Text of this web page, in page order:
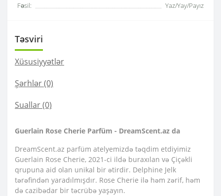
Fəsil:
Yaz/Yay/Payız
Təsviri
Xüsusiyyətlər
Şərhlər (0)
Suallar(0)
Guerlain Rose Cherie Parfüm - DreamScent.az da
DreamScent.az parfüm atelyemizdə təqdim etdiyimiz
Guerlain Rose Cherie, 2021-ci ildə buraxılan və Çiçəkli
qrupuna aid olan unikal bir ətirdir. Delphine Jelk
tərəfindən yaradılmışdır. Rose Cherie ilə həm zərif, həm
də cazibədar bir təcrübə yaşayın.